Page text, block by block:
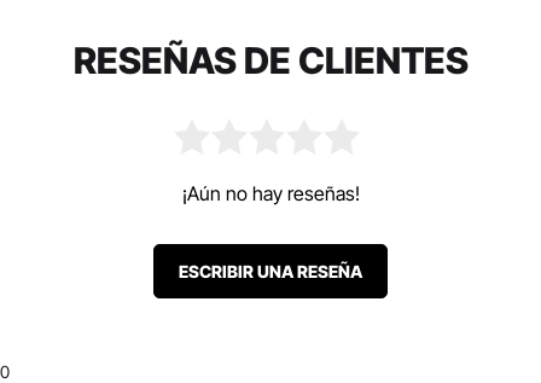
RESEÑAS DE CLIENTES
¡Aún no hay reseñas!
ESCRIBIR UNA RESEÑA
0